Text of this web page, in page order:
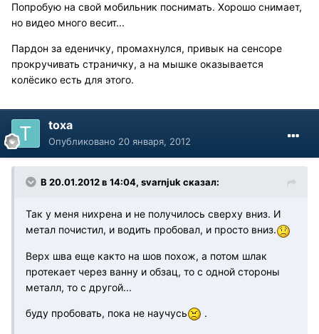
Попробую на свой мобильник поснимать. Хорошо снимает,
но видео много весит...
Пардон за еденичку, промахнулся, привык на сенсоре
прокручивать страничку, а на мышке оказывается
колёсико есть для этого.
toxa
Опубликовано 20 января, 2012
В 20.01.2012 в 14:04, svarnjuk сказал:
Так у меня нихрена и не получилось сверху вниз. И
метал почистил, и водить пробовал, и просто вниз.
Верх шва еще както на шов похож, а потом шлак
протекает через ванну и обзац, то с одной стороны
металл, то с другой...
буду пробовать, пока не научусь .